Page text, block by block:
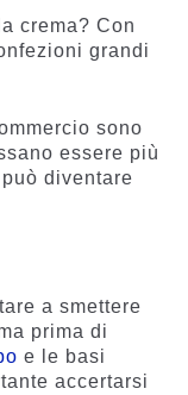
crema? Con
grandi
sono
essere più
diventare
a smettere
prima di
e le basi
accertarsi